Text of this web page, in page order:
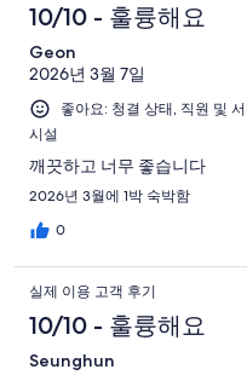
10/10 - 훌륭해요
Geon
2026년 3월 7일
좋아요: 청결 상태, 직원 및
시설
깨끗하고 너무 좋습니다
2026년 3월에 1박 숙박함
0
실제 이용 고객 후기
10/10 - 훌륭해요
Seunghun